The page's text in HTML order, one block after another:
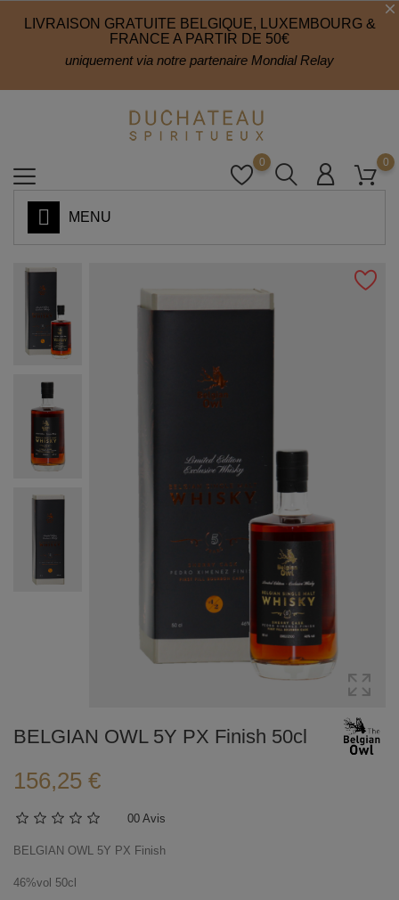
LIVRAISON GRATUITE BELGIQUE, LUXEMBOURG &
FRANCE A PARTIR DE 50€
uniquement via notre partenaire Mondial Relay
0
0
MENU
BELGIAN OWL 5Y PX Finish 50cl
156,25 €
00 Avis
BELGIAN OWL 5Y PX Finish
46%vol 50cl